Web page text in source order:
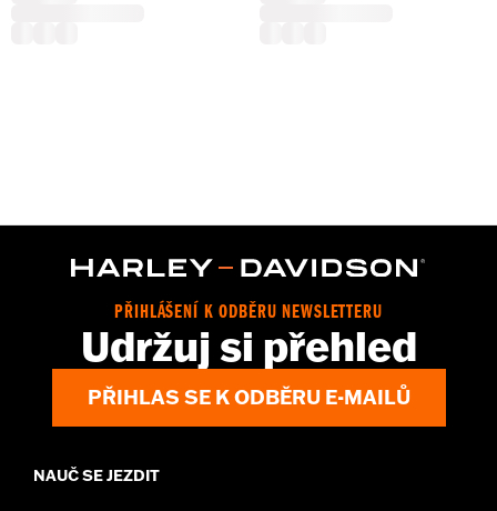
PŘIHLÁŠENÍ K ODBĚRU NEWSLETTERU
Udržuj si přehled
PŘIHLAS SE K ODBĚRU E-MAILŮ
NAUČ SE JEZDIT